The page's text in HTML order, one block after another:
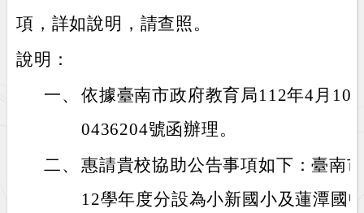
項，詳如說明，請查照。
說明：
一、 依據臺南市政府教育局112年4月10
0436204號函辦理。
二、 惠請貴校協助公告事項如下：臺南
12學年度分設為小新國小及蓮潭國